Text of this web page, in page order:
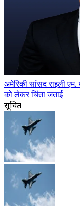
अमेरिकी सांसद राइली एम.
को लेकर चिंता जताई
सूचित